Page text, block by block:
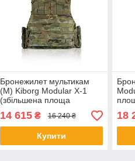
Бронежилет мультикам
(M) Kiborg Modular X-1
(збільшена площа
захисту) + балістичний
пакет Militex, 1 клас
14 615₴ 16 240 ₴
Купити
18